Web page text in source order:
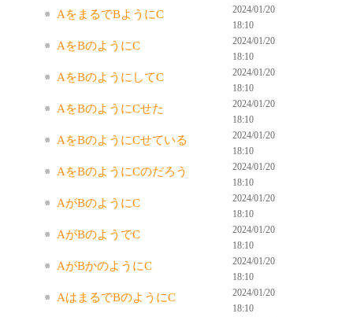
AをまるでBようにC
2024/01/20
18:10
AをBのようにC
2024/01/20
18:10
AをBのようにしてC
2024/01/20
18:10
AをBのようにCせた
2024/01/20
18:10
AをBのようにCせている
2024/01/20
18:10
AをBのようにCのだろう
2024/01/20
18:10
AがBのようにC
2024/01/20
18:10
AがBのようでC
2024/01/20
18:10
AがBかのようにC
2024/01/20
18:10
AはまるでBのようにC
2024/01/20
18:10